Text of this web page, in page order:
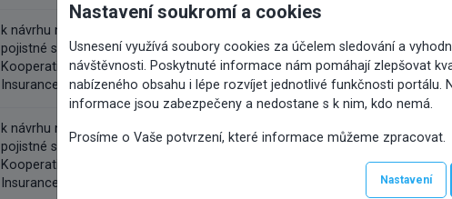
k návrhu na uzavření Dodatku č. 25 k
pojistné smlouvě č. 226 777 046-8 s
Kooperativa pojišťovnou, a. s., Vienna
Insurance Group
k návrhu na uzavření Dodatku č. 27 k
pojistné smlouvě č. 7720784126 s
Kooperativa pojišťovnou, a. s., Vienna
Insurance Group
0042/RMČ/2023
Nastavení soukromí a cookies
Usnesení využívá soubory cookies za účelem sledování a
návštěvnosti. Poskytnuté informace nám pomáhají zlepšovat
nabízeného obsahu i lépe rozvíjet jednotlivé funkčnosti portálu.
informace jsou zabezpečeny a nedostane s k nim, kdo nemá.
Prosíme o Vaše potvrzení, které informace můžeme zpracovat.
Nastavení